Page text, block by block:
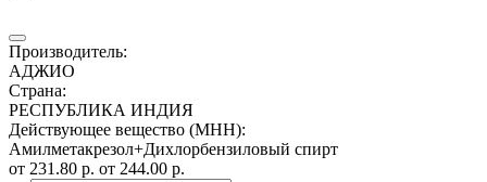
Производитель:
АДЖИО
Страна:
РЕСПУБЛИКА ИНДИЯ
Действующее вещество (МНН):
Амилметакрезол+Дихлорбензиловый спирт
от 231.80 р. от 244.00 р.